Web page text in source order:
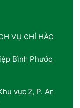
VỤ CHÍ HÀO
Bình Phước,
vực 2, P. An